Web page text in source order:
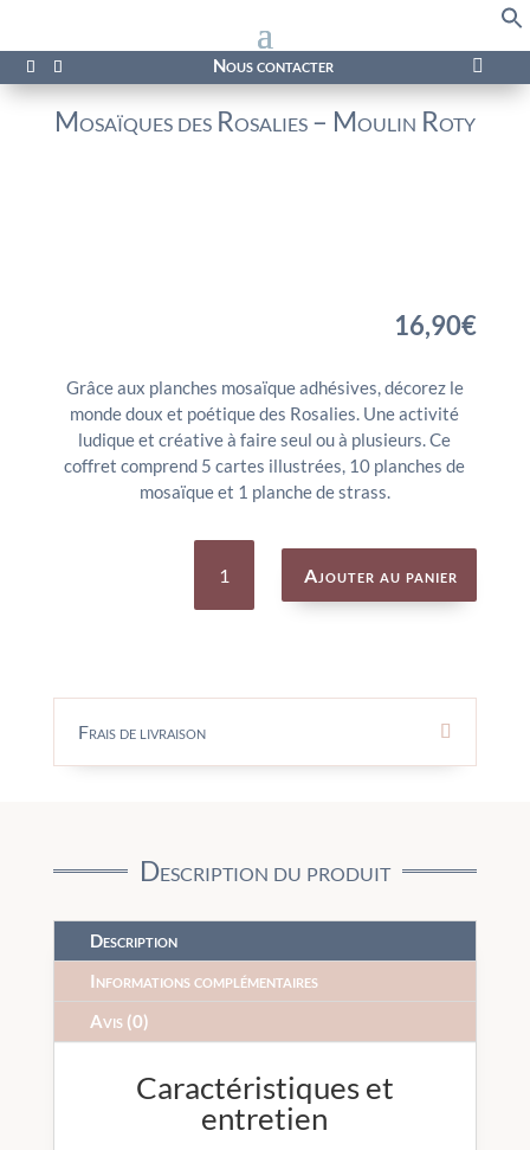
Nous contacter 
Mosaïques des Rosalies – Moulin Roty
16,90€
Grâce aux planches mosaïque adhésives, décorez le
monde doux et poétique des Rosalies. Une activité
ludique et créative à faire seul ou à plusieurs. Ce
coffret comprend 5 cartes illustrées, 10 planches de
mosaïque et 1 planche de strass.
quantité
Mosaïques
Rosalies
Ajouter au panier
Frais de livraison
Description du produit
Description
Informations complémentaires
Avis (0)
Caractéristiques et
entretien